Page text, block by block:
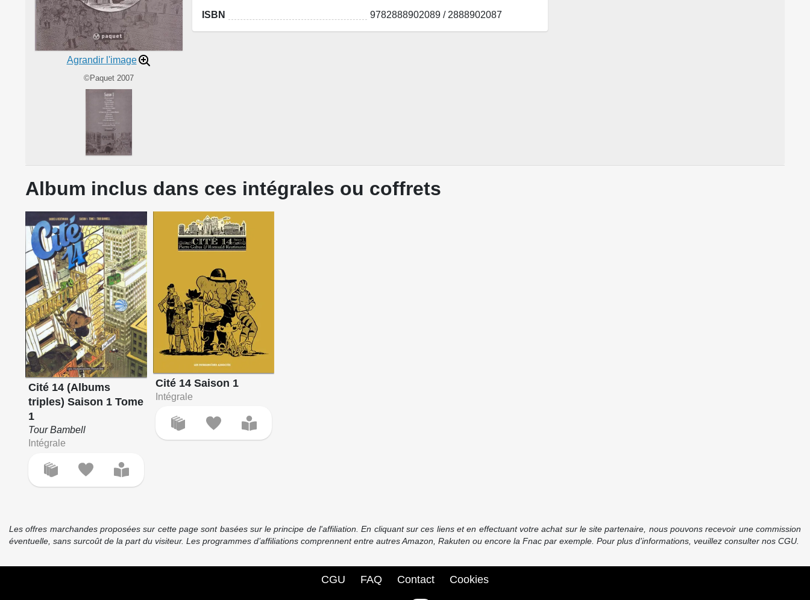
Agrandir l'image
©Paquet 2007
ISBN 9782888902089 / 2888902087
Album inclus dans ces intégrales ou coffrets
Cité 14 (Albums
triples) Saison 1 Tome
1
Tour Bambell
Intégrale
Cité 14 Saison 1
Intégrale
Les offres marchandes proposées sur cette page sont basées sur le principe de l'affiliation. En cliquant sur ces liens et en effectuant votre achat sur le site partenaire, nous pouvons recevoir une commission
éventuelle, sans surcoût de la part du visiteur. Les programmes d’affiliations comprennent entre autres Amazon, Rakuten ou encore la Fnac par exemple. Pour plus d’informations, veuillez consulter nos CGU.
CGU FAQ Contact Cookies